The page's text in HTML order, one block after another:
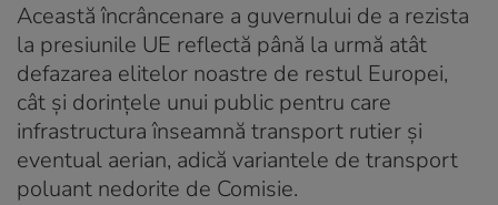
Această încrâncenare a guvernului de a rezista
la presiunile UE reflectă până la urmă atât
defazarea elitelor noastre de restul Europei,
cât și dorințele unui public pentru care
infrastructura înseamnă transport rutier și
eventual aerian, adică variantele de transport
poluant nedorite de Comisie.